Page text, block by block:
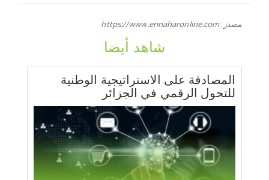
مصدر:https://www.ennaharonline.com
شاهد أيضا
المصادقة على الاستراتيجية الوطنية
للتحول الرقمي في الجزائر